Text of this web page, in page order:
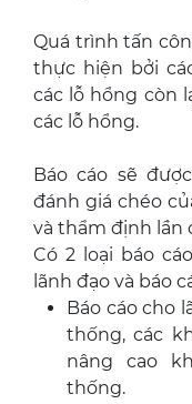
Quá trình tấn
thực hiện bởi
các lỗ hổng còn
các lỗ hổng.
Báo cáo sẽ
đánh giá chéo
và thẩm định lần
Có 2 loại báo
lãnh đạo và báo
Báo cáo cho
thống, các
nâng cao
thống.